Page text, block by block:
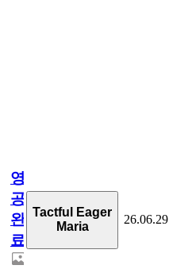
영
공
완
료
Tactful Eager
Maria
26.06.29